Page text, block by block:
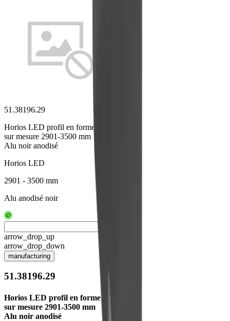
51.38196.29
Horios LED profil en forme U
sur mesure 2901-3500 mm
Alu noir anodisé
Horios LED
2901 - 3500 mm
Alu anodisé noir
arrow_drop_up
arrow_drop_down
manufacturing
51.38196.29
Horios LED profil en forme U
sur mesure 2901-3500 mm
Alu noir anodisé